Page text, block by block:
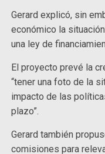
Gerard explicó, sin
económico la
una ley de
El proyecto prevé la
“tener una foto de la
impacto de las
plazo”.
Gerard también
comisiones para